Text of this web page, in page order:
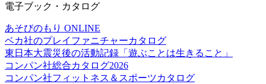
電子ブック・カタログ
あそびのもり ONLINE
ベカ社のプレイファニチャーカタログ
東日本大震災後の活動記録「遊ぶことは生きること」
コンパン社総合カタログ2026
コンパン社フィットネス＆スポーツカタログ